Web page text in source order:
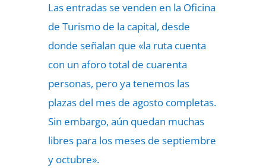
Las entradas se venden en la Oficina
de Turismo de la capital, desde
donde señalan que «la ruta cuenta
con un aforo total de cuarenta
personas, pero ya tenemos las
plazas del mes de agosto completas.
Sin embargo, aún quedan muchas
libres para los meses de septiembre
y octubre».